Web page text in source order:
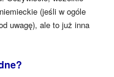
(jeśli w ogóle
uwagę), ale to już inna